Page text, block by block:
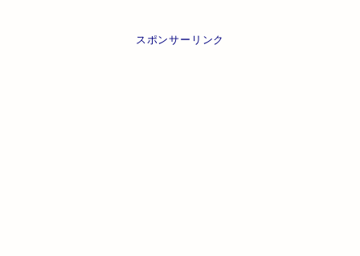
スポンサーリンク